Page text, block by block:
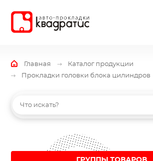
Главная
Каталог продукции
Прокладки головки блока цилиндров